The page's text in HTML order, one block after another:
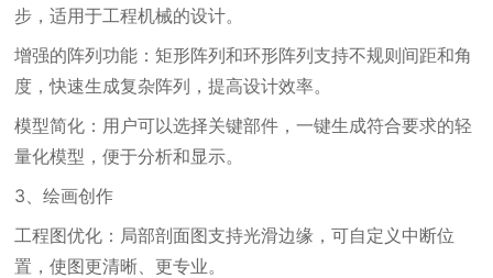
步，适用于工程机械的设计。
增强的阵列功能：矩形阵列和环形阵列支持不规则间距和角
度，快速生成复杂阵列，提高设计效率。
模型简化：用户可以选择关键部件，一键生成符合要求的轻
量化模型，便于分析和显示。
3、绘画创作
工程图优化：局部剖面图支持光滑边缘，可自定义中断位
置，使图更清晰、更专业。